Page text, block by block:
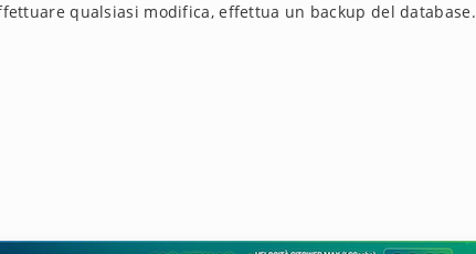
qualsiasi modifica, effettua un backup del database.